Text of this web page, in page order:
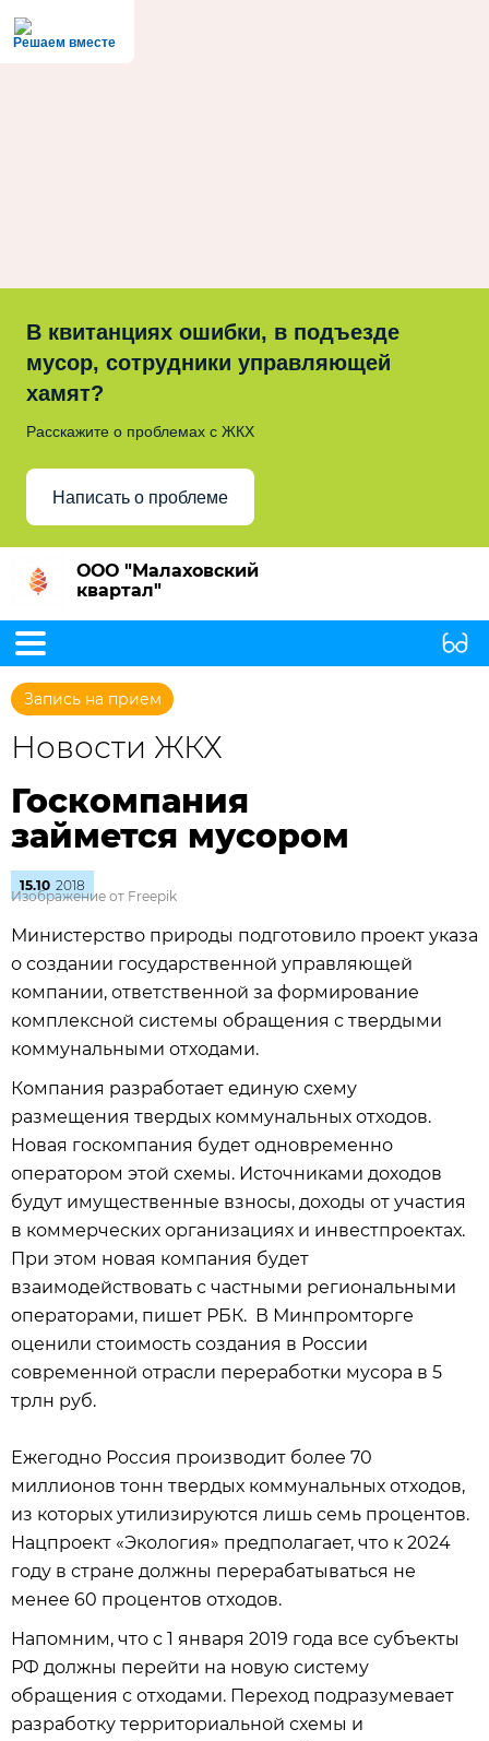
Решаем вместе
В квитанциях ошибки, в подъезде
мусор, сотрудники управляющей
хамят?
Расскажите о проблемах с ЖКХ
Написать о проблеме
ООО "Малаховский
квартал"
Запись на прием
Новости ЖКХ
Госкомпания
займется мусором
15.10 2018
Изображение от Freepik
Министерство природы подготовило проект указа
о создании государственной управляющей
компании, ответственной за формирование
комплексной системы обращения с твердыми
коммунальными отходами.
Компания разработает единую схему
размещения твердых коммунальных отходов.
Новая госкомпания будет одновременно
оператором этой схемы. Источниками доходов
будут имущественные взносы, доходы от участия
в коммерческих организациях и инвестпроектах.
При этом новая компания будет
взаимодействовать с частными региональными
операторами, пишет РБК. В Минпромторге
оценили стоимость создания в России
современной отрасли переработки мусора в 5
трлн руб.
Ежегодно Россия производит более 70
миллионов тонн твердых коммунальных отходов,
из которых утилизируются лишь семь процентов.
Нацпроект «Экология» предполагает, что к 2024
году в стране должны перерабатываться не
менее 60 процентов отходов.
Напомним, что с 1 января 2019 года все субъекты
РФ должны перейти на новую систему
обращения с отходами. Переход подразумевает
разработку территориальной схемы и